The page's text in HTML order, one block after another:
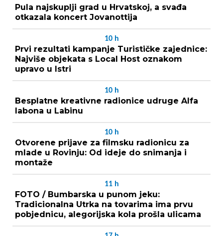
Pula najskuplji grad u Hrvatskoj, a svađa
otkazala koncert Jovanottija
10 h
Prvi rezultati kampanje Turističke zajednice:
Najviše objekata s Local Host oznakom
upravo u Istri
10 h
Besplatne kreativne radionice udruge Alfa
labona u Labinu
10 h
Otvorene prijave za filmsku radionicu za
mlade u Rovinju: Od ideje do snimanja i
montaže
11 h
FOTO / Bumbarska u punom jeku:
Tradicionalna Utrka na tovarima ima prvu
pobjednicu, alegorijska kola prošla ulicama